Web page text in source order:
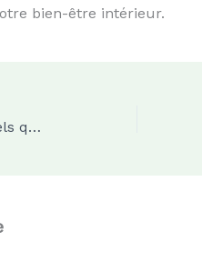
bien-être intérieur.
Catégories de problèmes personnels qu’une bonne thérapie devrait traiter